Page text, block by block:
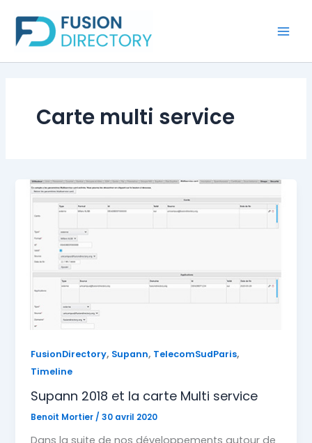
contenu
Carte multi service
FusionDirectory, Supann, TelecomSudParis,
Timeline
Supann 2018 et la carte Multi service
Benoit Mortier /30 avril 2020
Dans la suite de nos développements autour de